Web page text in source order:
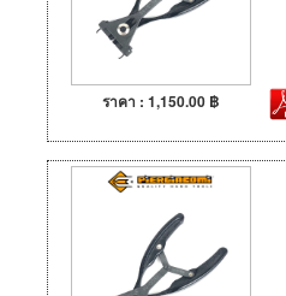
ราคา : 1,150.00 ฿